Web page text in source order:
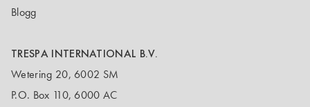
Blogg
TRESPA INTERNATIONAL B.V.
Wetering 20, 6002 SM
P.O. Box 110, 6000 AC